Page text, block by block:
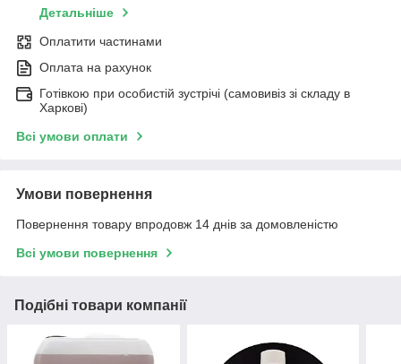
Детальніше
Оплатити частинами
Оплата на рахунок
Готівкою при особистій зустрічі (самовивіз зі складу в
Харкові)
Всі умови оплати
Умови повернення
Повернення товару впродовж 14 днів за домовленістю
Всі умови повернення
Подібні товари компанії